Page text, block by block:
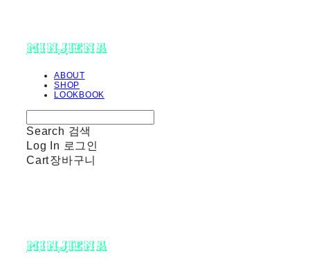
minjiena
ABOUT
SHOP
LOOKBOOK
Search 검색
Log In 로그인
Cart장바구니
minjiena